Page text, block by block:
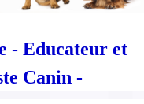
- Educateur et
Canin -